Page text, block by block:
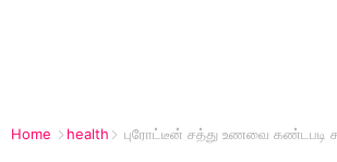
Home health புரோட்டீன் சத்து உணவை கண்டபடி